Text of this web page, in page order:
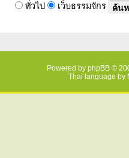
ทั่วไป เว็บธรรมจักร
Powered by phpBB ©
Thai language by